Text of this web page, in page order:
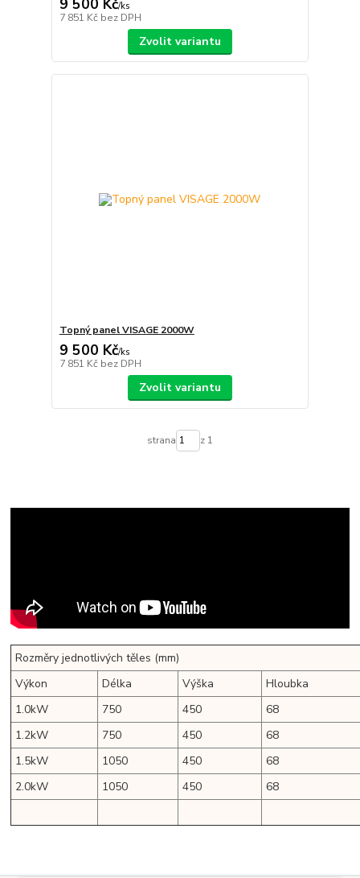
/ks
7 851 Kč bez DPH
Zvolit variantu
Topný panel VISAGE 2000W
9 500 Kč/ks
7 851 Kč bez DPH
Zvolit variantu
strana z 1
Rozměry jednotlivých těles (mm)
Výkon
Délka Výška
Hloubka
1.0kW
750 450
68
1.2kW
750 450
68
1.5kW
1050 450
68
2.0kW
1050 450 68